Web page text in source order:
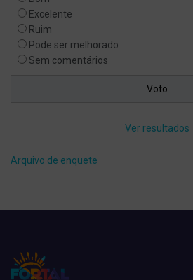
Excelente
Ruim
Pode ser melhorado
Sem comentários
Ver resultados
Arquivo de enquete